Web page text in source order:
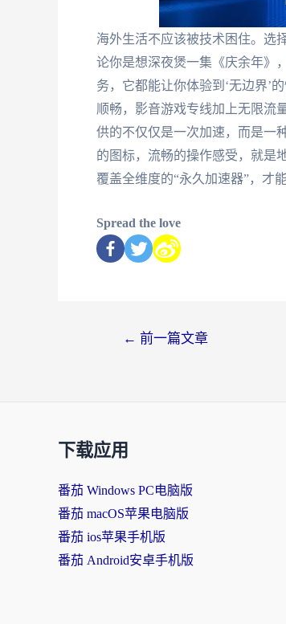
海外生活不应该被技术困住。选
论你是想深夜煲一集《庆余年》
务，它都能让你体验到‘无边界’
顺畅，影音游戏专线加上无限流
供的不仅仅是一次加速，而是一
的图标，流畅的操作感受，就是
覆盖全维度的“永久加速器”，才
Spread the love
← 前一篇文章
下载应用
番茄 Windows PC电脑版
番茄 macOS苹果电脑版
番茄 ios苹果手机版
番茄 Android安卓手机版